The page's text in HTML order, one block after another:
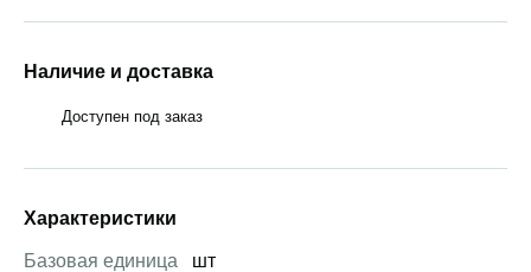
Наличие и доставка
Доступен под заказ
Характеристики
Базовая единица
шт